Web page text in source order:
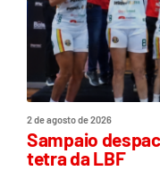
2 de agosto de 2026
Sampaio
tetra da LBF